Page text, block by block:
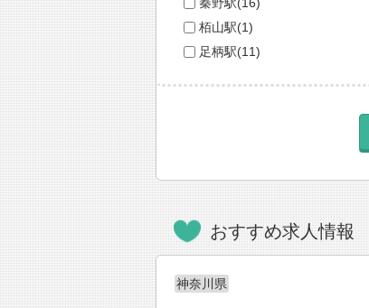
栢山駅(1)
足柄駅(11)
おすすめ求人情報
神奈川県